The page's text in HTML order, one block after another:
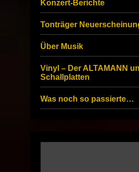
Konzert-Berichte
Tonträger
Über Musik
Vinyl – Der ALTAMANN
Schallplatten
Was noch so passierte…